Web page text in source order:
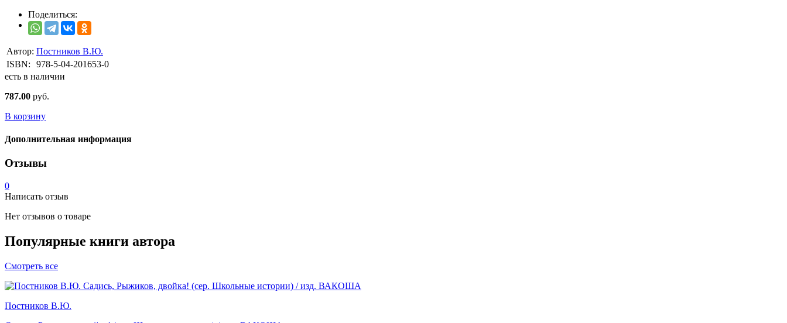
Поделиться:
Автор: Постников В.Ю.
ISBN:
978-5-04-201653-0
есть в наличии
787.00 руб.
В корзину
Дополнительная информация
Отзывы
0
Написать отзыв
Нет отзывов о товаре
Популярные книги автора
Смотреть все
Постников В.Ю.